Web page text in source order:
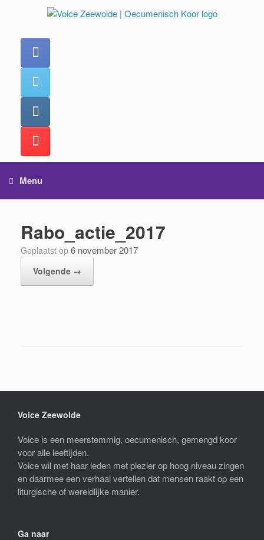
Menu
Rabo_actie_2017
Geplaatst op 6 november 2017
Volgende →
Voice Zeewolde
Voice is een meerstemmig, oecumenisch, gemengd koor
voor alle leeftijden.
Voice wil met haar leden met plezier op hoog niveau zingen
en daarmee een verhaal vertellen dat mensen raakt op een
liturgische of wereldlijke manier.
Ga naar